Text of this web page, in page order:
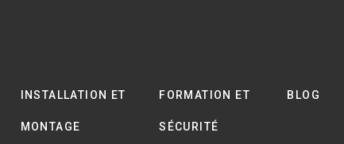
INSTALLATION ET
MONTAGE
FORMATION ET
SÉCURITÉ
BLOG